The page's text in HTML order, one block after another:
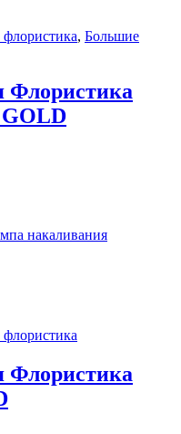
, Большие
Флористика
GOLD
накаливания
Флористика